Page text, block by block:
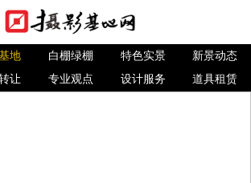
地 白棚绿棚 特色实景
新景动态
让 专业观点 设计服务 道具租赁